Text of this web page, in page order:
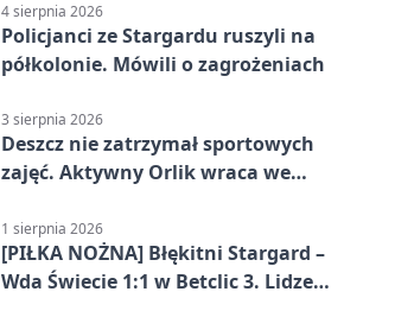
4 sierpnia 2026
Policjanci ze Stargardu ruszyli na
półkolonie. Mówili o zagrożeniach
3 sierpnia 2026
Deszcz nie zatrzymał sportowych
zajęć. Aktywny Orlik wraca we
1 sierpnia 2026
[PIŁKA NOŻNA] Błękitni Stargard –
Wda Świecie 1:1 w Betclic 3. Lidze